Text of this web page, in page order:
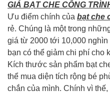
GIÁ BẠT CHE CÔNG
Ưu điểm chính của bạt che
rẻ. Chúng là một trong
giá từ 2000 tới 10,000
bạn có thể giảm chi phí cho
Kích thước sản phẩm bạt
thể mua diện tích rộng bé
chắn của mình. Chính vì